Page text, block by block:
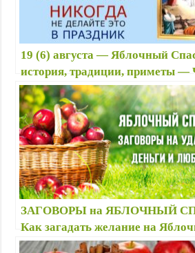
19 (6) августа — Яблочный
история, традиции, приметы —
делают в Яблочный Спас 2025?
ЗАГОВОРЫ на ЯБЛОЧНЫЙ
Как загадать желание на
Спас? 🧚🍎 — Приметы и